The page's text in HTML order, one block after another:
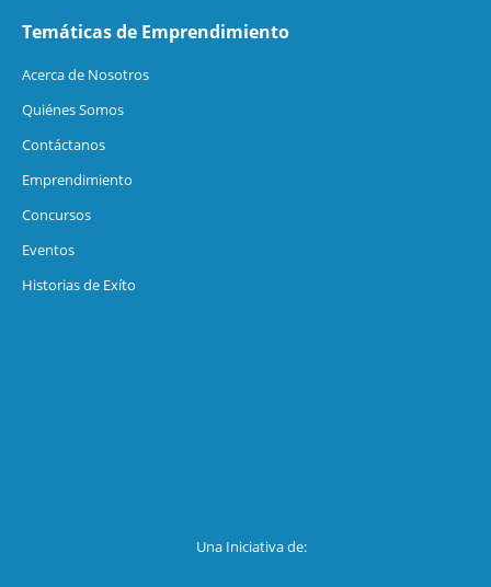
Temáticas de Emprendimiento
Acerca de Nosotros
Quiénes Somos
Contáctanos
Emprendimiento
Concursos
Eventos
Historias de Exíto
Una Iniciativa de: